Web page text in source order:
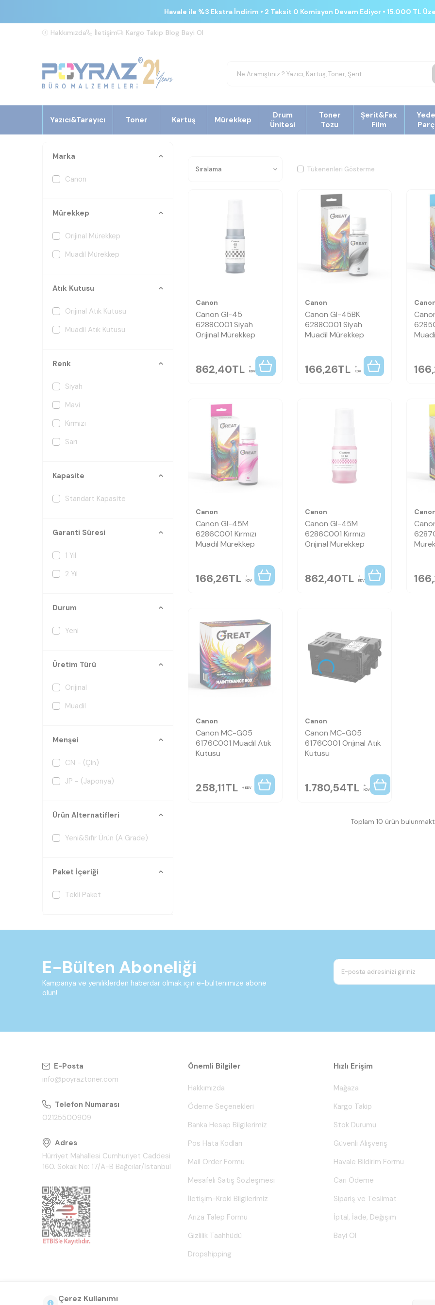
Havale ile %3 Ekstra İndirim • 2 Taksit 0 Komisyon Devam Ediyor • 15.000 TL
Hakkımızda İletişim Kargo Takip Blog Bayi Ol
Yazıcı&Tarayıcı Toner Kartuş Mürekkep
Drum
Ünitesi
Toner
Tozu
Şerit&Fax
Film
Marka
Canon
Mürekkep
Orijinal Mürekkep
Muadil Mürekkep
Atık Kutusu
Orijinal Atık Kutusu
Muadil Atık Kutusu
Renk
Siyah
Mavi
Kırmızı
Sarı
Kapasite
Standart Kapasite
Garanti Süresi
1 Yıl
2 Yıl
Durum
Yeni
Üretim Türü
Orijinal
Muadil
Menşei
CN - (Çin)
JP - (Japonya)
Ürün Alternatifleri
Yeni&Sıfır Ürün (A Grade)
Paket İçeriği
Tekli Paket
Tükenenleri Gösterme
Canon
Canon GI-45
6288C001 Siyah
Orijinal Mürekkep
862,40TL KDV
Canon
Canon GI-45BK
6288C001 Siyah
Muadil Mürekkep
166,26TL KDV
Canon
Canon GI-45M
6286C001 Kırmızı
Muadil Mürekkep
166,26TL KDV
Canon
Canon GI-45M
6286C001 Kırmızı
Orijinal Mürekkep
862,40TL KDV
Canon
Canon MC-G05
6176C001 Muadil Atık
Kutusu
258,11TL KDV
Canon
Canon MC-G05
6176C001 Orijinal Atık
Kutusu
1.780,54TL KDV
Toplam 10 ürün
E-Bülten Aboneliği
Kampanya ve yeniliklerden haberdar olmak için e-bültenimize abone
olun!
E-Posta
info@poyraztoner.com
Telefon Numarası
02125500909
Adres
Hürriyet Mahallesi Cumhuriyet Caddesi
160. Sokak No: 17/A-B Bağcılar/İstanbul
Önemli Bilgiler
Hakkımızda
Ödeme Seçenekleri
Banka Hesap Bilgilerimiz
Pos Hata Kodları
Mail Order Formu
Mesafeli Satış Sözleşmesi
İletişim-Kroki Bilgilerimiz
Arıza Talep Formu
Gizlilik Taahhüdü
Dropshipping
Hızlı Erişim
Mağaza
Kargo Takip
Stok Durumu
Güvenli Alışveriş
Havale Bildirim Formu
Cari Ödeme
Sipariş ve Teslimat
İptal, İade, Değişim
Bayi Ol
Çerez Kullanımı